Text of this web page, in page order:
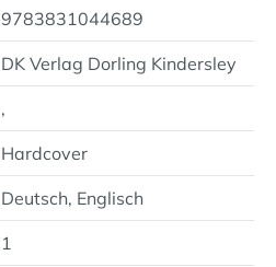
9783831044689
DK Verlag Dorling Kindersley
,
Hardcover
Deutsch, Englisch
1